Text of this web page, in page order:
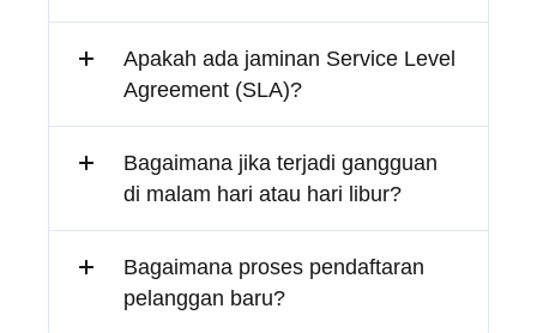
Apakah ada jaminan Service Level
Agreement (SLA)?
Bagaimana jika terjadi gangguan
di malam hari atau hari libur?
Bagaimana proses pendaftaran
pelanggan baru?